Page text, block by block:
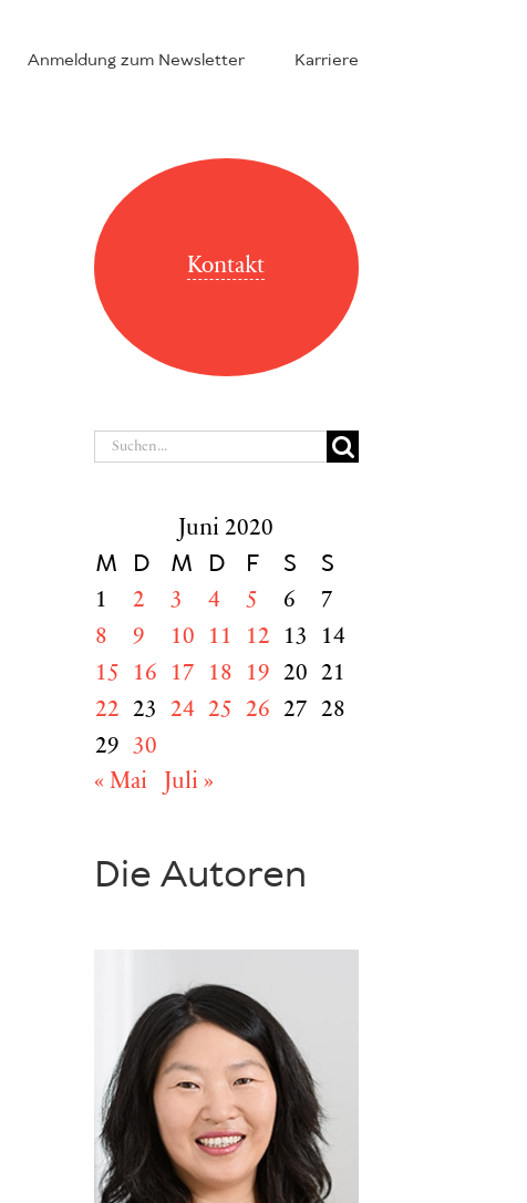
Anmeldung zum Newsletter Karriere
Kontakt
Suche
Juni 2020
M D M D F S S
1 2 3 4 5 6
7
8
9 10 11 12 13
14
15
16 17 18 19 20
21
22
23 24 25 26 27
28
29
30
« Mai
Juli »
Die Autoren